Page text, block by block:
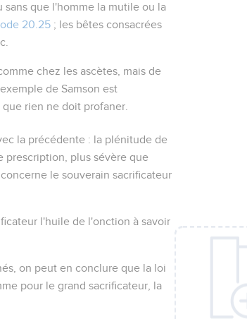
que l'homme la mutile ou la
20.25 ; les bêtes consacrées
chez les ascètes, mais de
de Samson est
rien ne doit profaner.
la précédente : la plénitude de
prescription, plus sévère que
le souverain sacrificateur
l'huile de l'onction à savoir
on peut en conclure que la loi
pour le grand sacrificateur, la